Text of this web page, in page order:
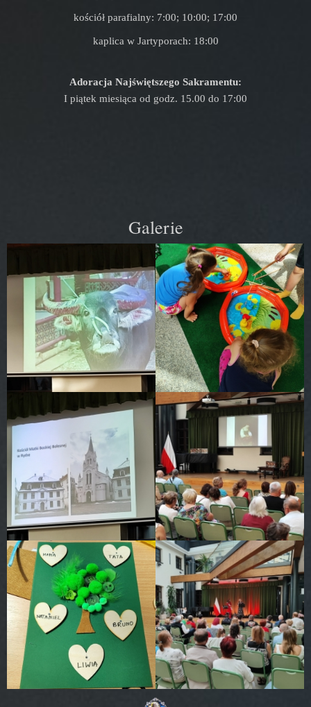
kościół parafialny: 7:00; 10:00; 17:00
kaplica w Jartyporach: 18:00
Adoracja Najświętszego Sakramentu:
I piątek miesiąca od godz. 15.00 do 17:00
Galerie